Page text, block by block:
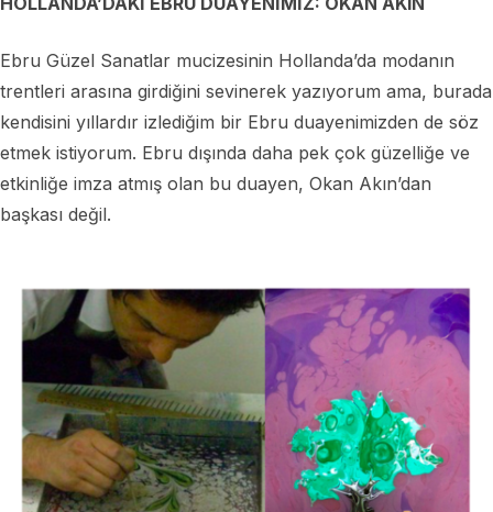
Ebru Güzel Sanatlar mucizesinin Hollanda’da modanın
trentleri arasına girdiğini sevinerek yazıyorum ama, burada
kendisini yıllardır izlediğim bir Ebru duayenimizden de söz
etmek istiyorum. Ebru dışında daha pek çok güzelliğe ve
etkinliğe imza atmış olan bu duayen, Okan Akın’dan
başkası değil.